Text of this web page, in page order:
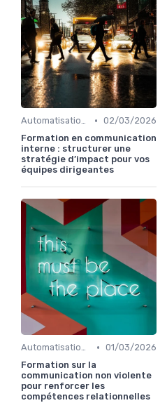
Automatisation & performance des campagnes • 02/03/2026
Formation en communication
interne : structurer une
stratégie d’impact pour vos
équipes dirigeantes
Automatisation & performance des campagnes • 01/03/2026
Formation sur la
communication non violente
pour renforcer les
compétences relationnelles